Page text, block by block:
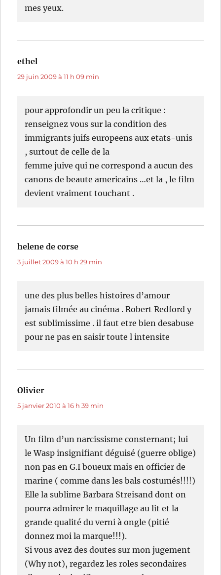
mes yeux.
ethel
29 juin 2009 à 11 h 09 min
pour approfondir un peu la critique :
renseignez vous sur la condition des
immigrants juifs europeens aux etats-unis
, surtout de celle de la
femme juive qui ne correspond a aucun des
canons de beaute americains …et la , le film
devient vraiment touchant .
helene de corse
3 juillet 2009 à 10 h 29 min
une des plus belles histoires d’amour
jamais filmée au cinéma . Robert Redford y
est sublimissime . il faut etre bien desabuse
pour ne pas en saisir toute l intensite
Olivier
5 janvier 2010 à 16 h 39 min
Un film d’un narcissisme consternant; lui
le Wasp insignifiant déguisé (guerre oblige)
non pas en G.I boueux mais en officier de
marine ( comme dans les bals costumés!!!!)
Elle la sublime Barbara Streisand dont on
pourra admirer le maquillage au lit et la
grande qualité du verni à ongle (pitié
donnez moi la marque!!!).
Si vous avez des doutes sur mon jugement
(Why not), regardez les roles secondaires